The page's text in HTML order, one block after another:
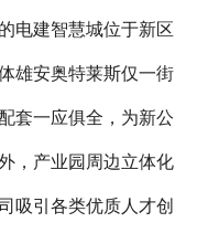
电建智慧城位于新区
雄安奥特莱斯仅一街
套一应俱全，为新公
，产业园周边立体化
吸引各类优质人才创